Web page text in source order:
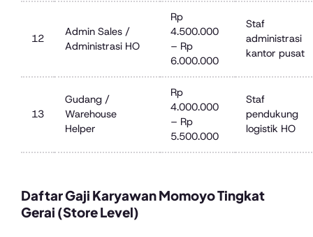
12
Admin Sales /
Administrasi HO
Rp
4.500.000
– Rp
6.000.000
Staf
administrasi
kantor pusat
13
Gudang /
Warehouse
Helper
Rp
4.000.000
– Rp
5.500.000
Staf
pendukung
logistik HO
Daftar Gaji Karyawan Momoyo Tingkat
Gerai (Store Level)